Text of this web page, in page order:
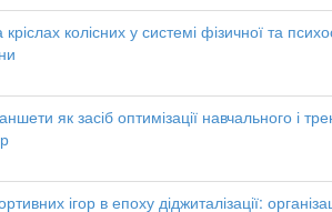
колісних у системі фізичної та
як засіб оптимізації навчального і
ігор в епоху діджиталізації: